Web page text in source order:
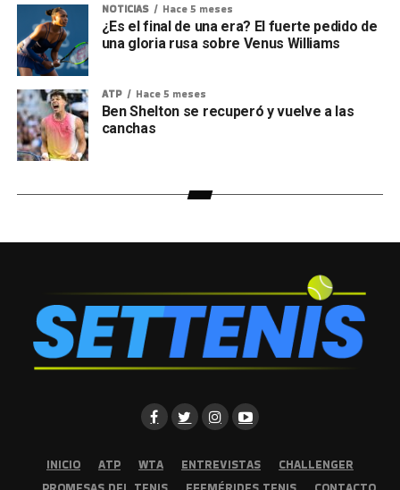
NOTICIAS Hace 5 meses
¿Es el final de una era? El fuerte pedido de
una gloria rusa sobre Venus Williams
ATP Hace 5 meses
Ben Shelton se recuperó y vuelve a las
canchas
INICIO ATP WTA ENTREVISTAS
CHALLENGER